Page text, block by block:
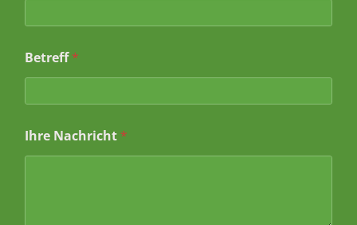
N
a
h
i
c
Betreff*
Ihre Nachricht *